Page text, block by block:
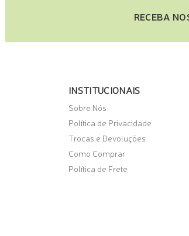
RECEBA
INSTITUCIONAIS
Sobre Nós
Política de Privacidade
Trocas e Devoluções
Como Comprar
Política de Frete